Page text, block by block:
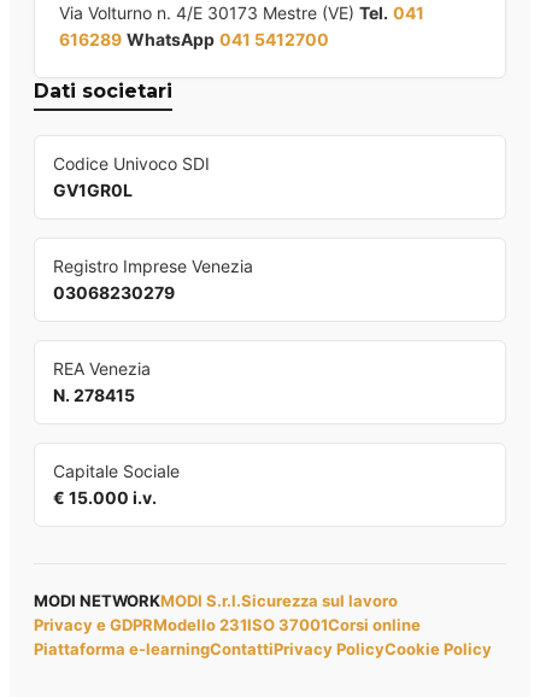
Via Volturno n. 4/E 30173 Mestre (VE) Tel. 041
616289 WhatsApp 041 5412700
Dati societari
Codice Univoco SDI
GV1GR0L
Registro Imprese Venezia
03068230279
REA Venezia
N. 278415
Capitale Sociale
€ 15.000 i.v.
MODI NETWORKMODI S.r.l.Sicurezza sul lavoro
Privacy e GDPRModello 231ISO 37001Corsi online
Piattaforma e-learningContattiPrivacy PolicyCookie Policy